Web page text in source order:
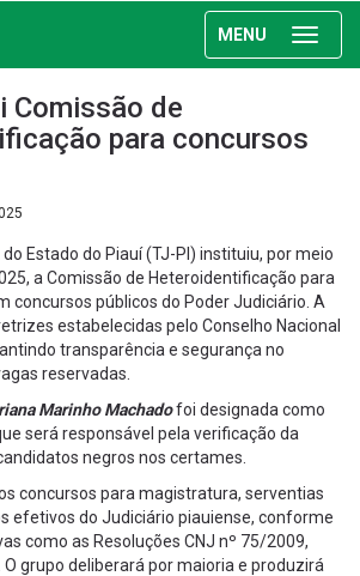
MENU
Comissão de
para concursos
Estado do Piauí (TJ-PI) instituiu, por meio
a Comissão de Heteroidentificação para
concursos públicos do Poder Judiciário. A
estabelecidas pelo Conselho Nacional
transparência e segurança no
reservadas.
Marinho Machadofoi designada como
será responsável pela verificação da
negros nos certames.
concursos para magistratura, serventias
efetivos do Judiciário piauiense, conforme
como as Resoluções CNJ nº 75/2009,
grupo deliberará por maioria e produzirá